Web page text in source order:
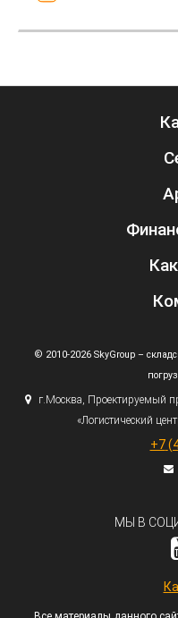
© 2010-2026 SkyGroup –
г. Москва, Проектируемый
«Логистический
+7
МЫ В